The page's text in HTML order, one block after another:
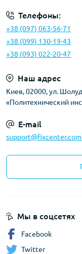
Телефоны:
+38 (097) 063-56-71
+38 (099) 130-19-43
+38 (093) 022-20-47
Наш адрес
Киев, 02000, ул.
«Политехнический
E-mail
Мы в соцсетях
Facebook
Twitter